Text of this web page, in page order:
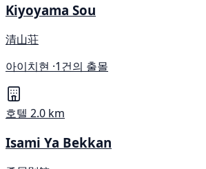
Kiyoyama Sou
清山荘
아이치현 ·1건의 출몰
호텔 2.0 km
Isami Ya Bekkan